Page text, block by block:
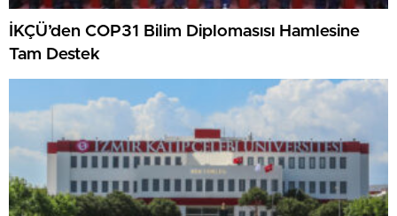
İKÇÜ’den COP31 Bilim Diplomasısı Hamlesine
Tam Destek